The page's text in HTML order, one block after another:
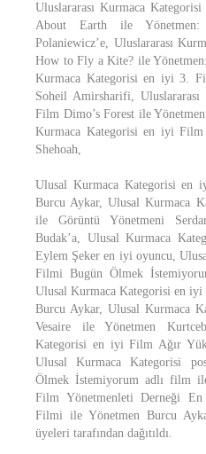
Uluslararası Kurmaca
About Earth ile Yönetmen:
Polaniewicz’e, Uluslararası
How to Fly a Kite? ile
Kurmaca Kategorisi en iyi 3.
Soheil Amirsharifi,
Film Dimo’s Forest ile
Kurmaca Kategorisi en iyi
Shehoah,
Ulusal Kurmaca Kategorisi en
Burcu Aykar, Ulusal Kurmaca
ile Görüntü Yönetmeni
Budak’a, Ulusal Kurmaca
Eylem Şeker en iyi oyuncu,
Filmi Bugün Ölmek
Ulusal Kurmaca Kategorisi en
Burcu Aykar, Ulusal Kurmaca
Vesaire ile Yönetmen
Kategorisi en iyi Film Ağır
Ulusal Kurmaca Kategorisi
Ölmek İstemiyorum adlı film
Film Yönetmenleti Derneği
Filmi ile Yönetmen Burcu
üyeleri tarafından dağıtıldı.